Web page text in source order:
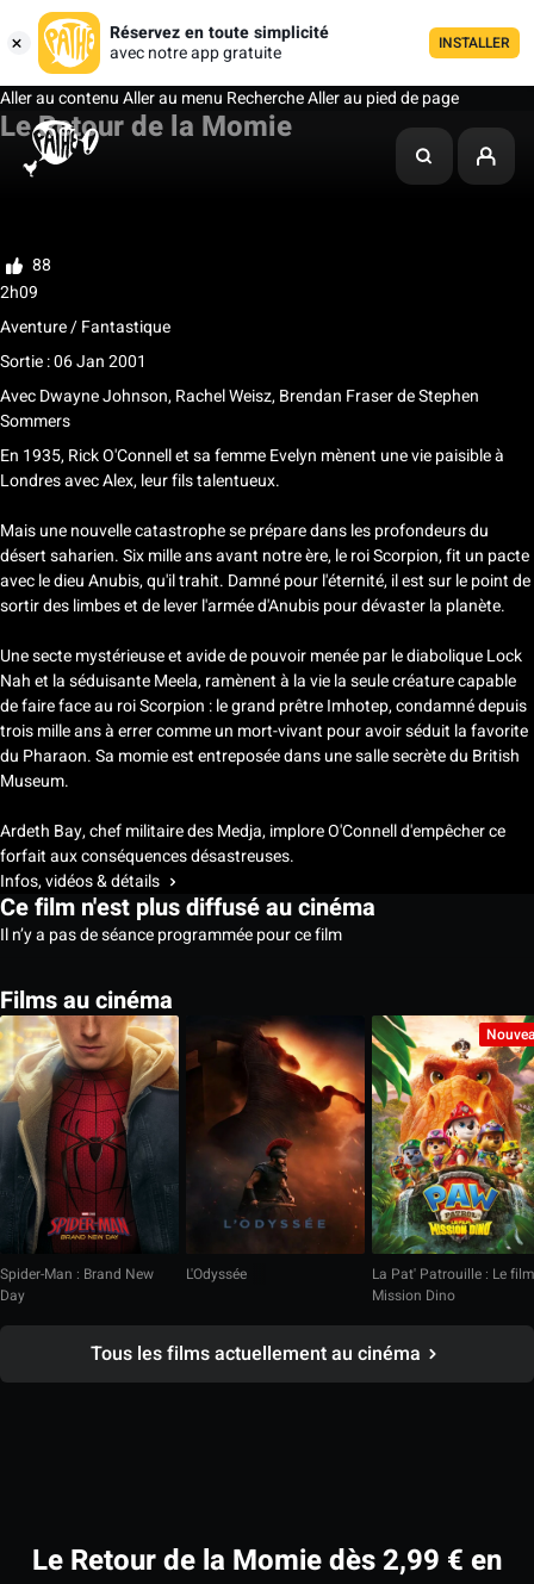
Réservez en toute simplicité
avec notre app gratuite
INSTALLER
Aller au contenuAller au menu RechercheAller au pied de page
Le Retour de la Momie
Ma liste
88
2h09
Aventure / Fantastique
Sortie : 06 Jan 2001
AvecDwayne Johnson, Rachel Weisz, Brendan FraserdeStephen
Sommers
En 1935, Rick O'Connell et sa femme Evelyn mènent une vie paisible à
Londres avec Alex, leur fils talentueux.
Mais une nouvelle catastrophe se prépare dans les profondeurs du
désert saharien. Six mille ans avant notre ère, le roi Scorpion, fit un pacte
avec le dieu Anubis, qu'il trahit. Damné pour l'éternité, il est sur le point de
sortir des limbes et de lever l'armée d'Anubis pour dévaster la planète.
Une secte mystérieuse et avide de pouvoir menée par le diabolique Lock
Nah et la séduisante Meela, ramènent à la vie la seule créature capable
de faire face au roi Scorpion : le grand prêtre Imhotep, condamné depuis
trois mille ans à errer comme un mort-vivant pour avoir séduit la favorite
du Pharaon. Sa momie est entreposée dans une salle secrète du British
Museum.
Ardeth Bay, chef militaire des Medja, implore O'Connell d'empêcher ce
forfait aux conséquences désastreuses.
Infos, vidéos & détails
Ce film n'est plus diffusé au cinéma
Il n’y a pas de séance programmée pour ce film
Films au cinéma
Spider-Man : Brand New
Day
L'Odyssée
La Pat' Patrouille : Le film
Mission Dino
Tous les films actuellement au cinéma
Le Retour de la Momie dès 2,99 € en